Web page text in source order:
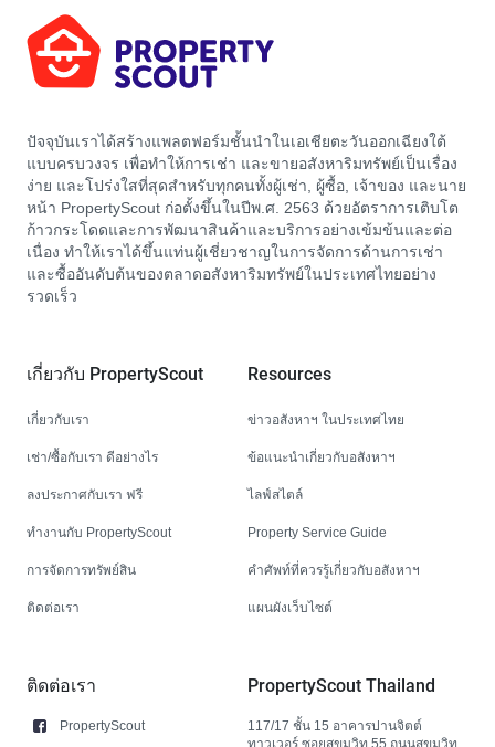
ปัจจุบันเราได้สร้างแพลตฟอร์มชั้นนำในเอเชียตะวันออกเฉียงใต้
แบบครบวงจร เพื่อทำให้การเช่า และขายอสังหาริมทรัพย์เป็นเรื่อง
ง่าย และโปร่งใสที่สุดสำหรับทุกคนทั้งผู้เช่า, ผู้ซื้อ, เจ้าของ และนาย
หน้า PropertyScout ก่อตั้งขึ้นในปีพ.ศ. 2563 ด้วยอัตราการเติบโต
ก้าวกระโดดและการพัฒนาสินค้าและบริการอย่างเข้มข้นและต่อ
เนื่อง ทำให้เราได้ขึ้นแท่นผู้เชี่ยวชาญในการจัดการด้านการเช่า
และซื้ออันดับต้นของตลาดอสังหาริมทรัพย์ในประเทศไทยอย่าง
รวดเร็ว
เกี่ยวกับ PropertyScout
เกี่ยวกับเรา
เช่า/ซื้อกับเรา ดีอย่างไร
ลงประกาศกับเรา ฟรี
ทำงานกับ PropertyScout
การจัดการทรัพย์สิน
ติดต่อเรา
Resources
ข่าวอสังหาฯ ในประเทศไทย
ข้อแนะนำเกี่ยวกับอสังหาฯ
ไลฟ์สไตล์
Property Service Guide
คำศัพท์ที่ควรรู้เกี่ยวกับอสังหาฯ
แผนผังเว็บไซต์
ติดต่อเรา
PropertyScout
PropertyScout Thailand
117/17 ชั้น 15 อาคารปานจิตต์
ทาวเวอร์ ซอยสุขุมวิท 55 ถนนสุขุมวิท